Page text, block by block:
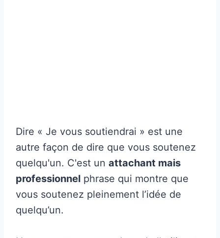
Dire « Je vous soutiendrai » est une
autre façon de dire que vous soutenez
quelqu'un. C'est un attachant mais
professionnel phrase qui montre que
vous soutenez pleinement l’idée de
quelqu’un.